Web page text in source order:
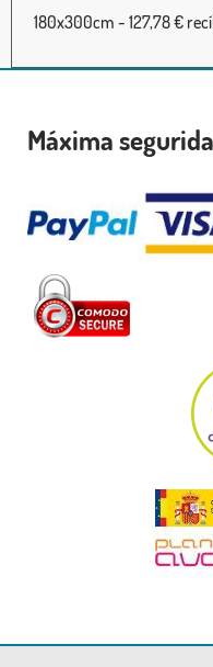
180x300cm - 127,78 €
Máxima